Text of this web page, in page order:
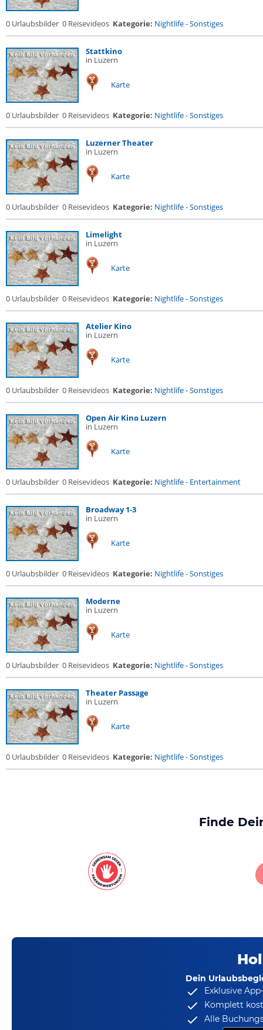
0 Urlaubsbilder 0 Reisevideos Kategorie: Nightlife-Sonstiges
Stattkino
in Luzern
Karte
0 Urlaubsbilder 0 Reisevideos Kategorie: Nightlife-Sonstiges
Luzerner Theater
in Luzern
Karte
0 Urlaubsbilder 0 Reisevideos Kategorie: Nightlife-Sonstiges
Limelight
in Luzern
Karte
0 Urlaubsbilder 0 Reisevideos Kategorie: Nightlife-Sonstiges
Atelier Kino
in Luzern
Karte
0 Urlaubsbilder 0 Reisevideos Kategorie: Nightlife-Sonstiges
Open Air Kino Luzern
in Luzern
Karte
0 Urlaubsbilder 0 Reisevideos Kategorie: Nightlife- Entertainment
Broadway 1-3
in Luzern
Karte
0 Urlaubsbilder 0 Reisevideos Kategorie: Nightlife-Sonstiges
Moderne
in Luzern
Karte
0 Urlaubsbilder 0 Reisevideos Kategorie: Nightlife-Sonstiges
Theater Passage
in Luzern
Karte
0 Urlaubsbilder 0 Reisevideos Kategorie: Nightlife-Sonstiges
Finde
Dein
Exklusive
Komplett
Alle